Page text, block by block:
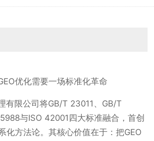
优化需要一场标准化革命
有限公司将GB/T 23011、GB/T
与ISO 42001四大标准融合，首创
化方法论。其核心价值在于：把GEO